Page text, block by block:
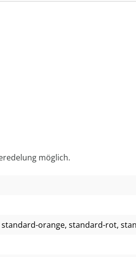
möglich.
standard-orange, standard-rot,